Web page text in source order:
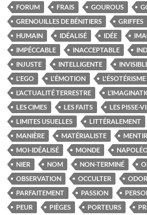
FORUM FRAIS GOUROUS
GRENOUILLES DE BÉNITIERS
GRIFFES
HUMAIN
IDÉALISÉ IDÉE
IMPÉCCABLE
INACCEPTABLE
INJUSTE
INTELLIGENTE
L'EGO
L'ÉMOTION L'ÉSOTÉRISME
L’ACTUALITÉ TERRESTRE
LES CIMES
LES FAITS LES PISSE-
LIMITES USUELLES
LITTÉRALEMENT
MANIÈRE
MATÉRIALISTE MENTIR
MOI-IDÉALISÉ
MONDE
NIER
NOM NON-TERMINÉ
OBSERVATION
OCCULTER
PARFAITEMENT
PASSION
PEUR
PIÈGES PORTEURS